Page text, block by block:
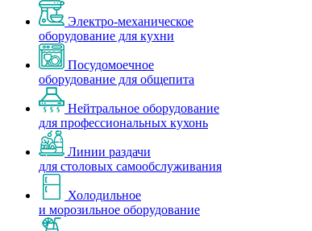
Электро-механическое
оборудование для кухни
Посудомоечное
оборудование для общепита
Нейтральное оборудование
для профессиональных кухонь
Линии раздачи
для столовых самообслуживания
Холодильное
и морозильное оборудование